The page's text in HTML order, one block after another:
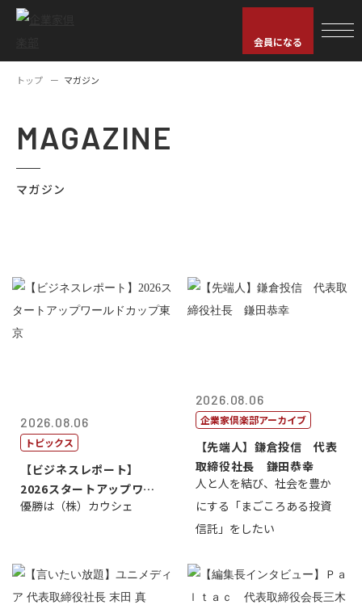
会員になる
トップ マガジン
MAGAZINE
マガジン
2026.08.06
トピックス
【ビジネスレポート】
2026スタートアップワー
ルドカップ東京
優勝は（株）カウシェ
2026.08.06
企業家倶楽部アーカイブ
【先端人】鎌倉投信 代表
取締役社長 鎌田恭幸
人と人を結び、社会を豊か
にする「まごころある投資
信託」をしたい